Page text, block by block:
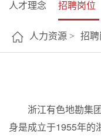
人才理念 招聘岗位
人力资源 > 招聘
浙江有色地勘集
身是成立于1955年的